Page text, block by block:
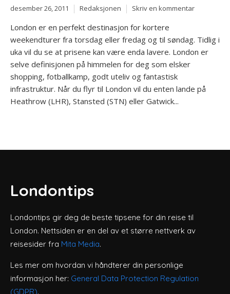
desember 26, 2011 Redaksjonen Skriv en kommentar
London er en perfekt destinasjon for kortere
weekendturer fra torsdag eller fredag og til søndag. Tidlig i
uka vil du se at prisene kan være enda lavere. London er
selve definisjonen på himmelen for deg som elsker
shopping, fotballkamp, godt uteliv og fantastisk
infrastruktur. Når du flyr til London vil du enten lande på
Heathrow (LHR), Stansted (STN) eller Gatwick...
Londontips
Londontips gir deg de beste tipsene for din reise til
London. Nettsiden er en del av et større nettverk av
reisesider fra Mita Media.
Les mer om hvordan vi håndterer din personlige
informasjon her: General Data Protection Regulation
(GDPR).